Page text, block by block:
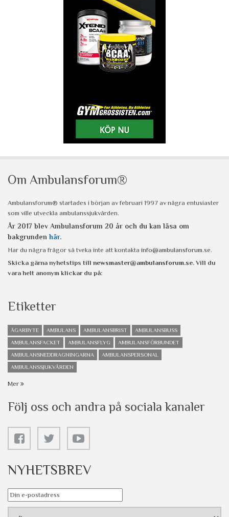
Om Ambulansforum®
Ambulansforum® startades i början av februari 1997 av några entusiaster
som ville utveckla ambulanssjukvården.
År 2017 blev Ambulansforum 20 år och du kan läsa om
bakgrunden här.
Har du några frågor så tveka inte att kontakta info@ambulansforum.se.
Skicka gärna nyhetstips till newsmaster@ambulansforum.se. Vill du
vara helt anonym klickar du på:
Etiketter
ÄGARBYTE AMBULANS AMBULANSBRIST
AMBULANSBUSS
AMBULANSFACKET
AMBULANSFLYG
AMBULANSFÖRBUNDET
AMBULANSNEDDRAGNINGARNA
AMBULANSPERSONAL
AMBULANSSJUKVÅRDEN
Mer
Följ oss och andra på sociala kanaler
NYHETSBREV